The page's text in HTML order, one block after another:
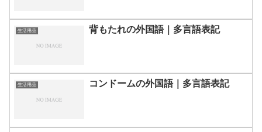
生活用品 背もたれの外国語｜多言語表記
生活用品 コンドームの外国語｜多言語表記